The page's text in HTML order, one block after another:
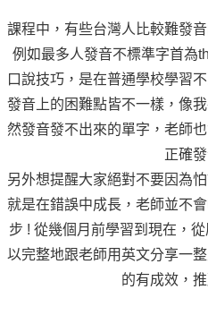
課程中，有些台灣人比較難發
例如最多人發音不標準字首為
口說技巧，是在普通學校學習
發音上的困難點皆不一樣，像
然發音發不出來的單字，老師
正確發
另外想提醒大家絕對不要因為
就是在錯誤中成長，老師並不
步 ! 從幾個月前學習到現在，
以完整地跟老師用英文分享一
的有成效，推